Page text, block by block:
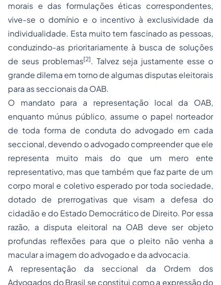
morais e das formulações éticas correspondentes,
vive-se o domínio e o incentivo à exclusividade da
individualidade. Esta muito tem fascinado as pessoas,
conduzindo-as prioritariamente à busca de soluções
de seus problemas[2]. Talvez seja justamente esse o
grande dilema em torno de algumas disputas eleitorais
para as seccionais da OAB.
O mandato para a representação local da OAB,
enquanto múnus público, assume o papel norteador
de toda forma de conduta do advogado em cada
seccional, devendo o advogado compreender que ele
representa muito mais do que um mero ente
representativo, mas que também que faz parte de um
corpo moral e coletivo esperado por toda sociedade,
dotado de prerrogativas que visam a defesa do
cidadão e do Estado Democrático de Direito. Por essa
razão, a disputa eleitoral na OAB deve ser objeto
profundas reflexões para que o pleito não venha a
macular a imagem do advogado e da advocacia.
A representação da seccional da Ordem dos
Advogados do Brasil se constitui como a expressão do